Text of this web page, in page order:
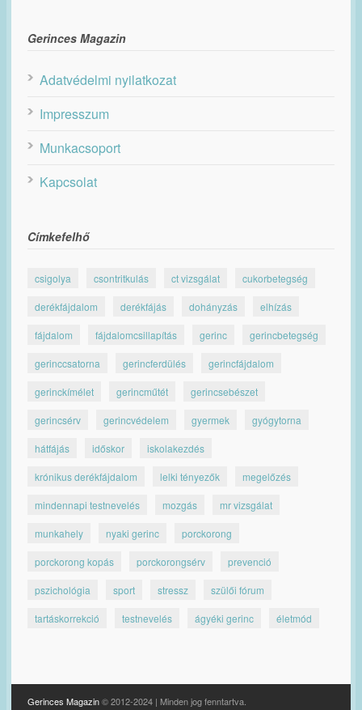
Gerinces Magazin
Adatvédelmi nyilatkozat
Impresszum
Munkacsoport
Kapcsolat
Címkefelhő
csigolya csontritkulás ct vizsgálat cukorbetegség
derékfájdalom derékfájás dohányzás elhízás
fájdalom fájdalomcsillapítás gerinc gerincbetegség
gerinccsatorna gerincferdülés gerincfájdalom
gerinckímélet gerincműtét gerincsebészet
gerincsérv gerincvédelem gyermek gyógytorna
hátfájás időskor iskolakezdés
krónikus derékfájdalom lelki tényezők megelőzés
mindennapi testnevelés mozgás mr vizsgálat
munkahely nyaki gerinc porckorong
porckorong kopás porckorongsérv prevenció
pszichológia sport stressz szülői fórum
tartáskorrekció testnevelés ágyéki gerinc életmód
Gerinces Magazin© 2012-2024 | Minden jog fenntartva.